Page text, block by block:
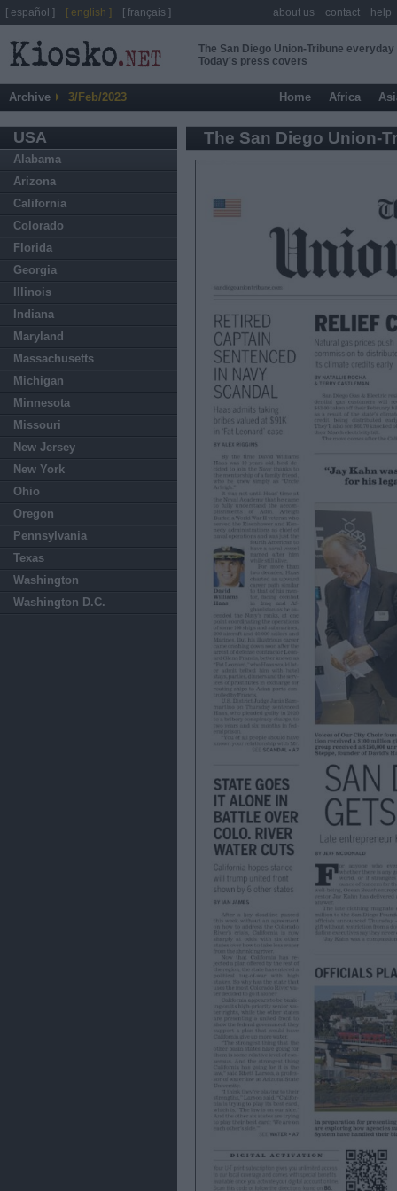
The San Diego Union-Tribune everyday
Today's press covers
Archive 3/Feb/2023 Home Africa
USA
Alabama
Arizona
California
Colorado
Florida
Georgia
Illinois
Indiana
Maryland
Massachusetts
Michigan
Minnesota
Missouri
New Jersey
New York
Ohio
Oregon
Pennsylvania
Texas
Washington
Washington D.C.
The San Diego Union-
[ español ] [ english ] [ français ] about us contact help